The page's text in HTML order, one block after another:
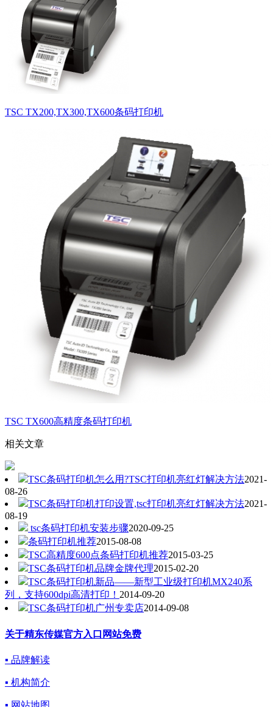
TSC TX200,TX300,TX600条码打印机
TSC TX600高精度条码打印机
相关文章
TSC条码打印机怎么用?TSC打印机亮红灯解决方法2021-
08-26
TSC条码打印机打印设置,tsc打印机亮红灯解决方法2021-
08-19
tsc条码打印机安装步骤2020-09-25
条码打印机推荐2015-08-08
TSC高精度600点条码打印机推荐2015-03-25
TSC条码打印机品牌金牌代理2015-02-20
TSC条码打印机新品——新型工业级打印机MX240系
列，支持600dpi高清打印！ 2014-09-20
TSC条码打印机广州专卖店2014-09-08
关于精东传媒官方入口网站免费
▪ 品牌解读
▪ 机构简介
▪ 网站地图